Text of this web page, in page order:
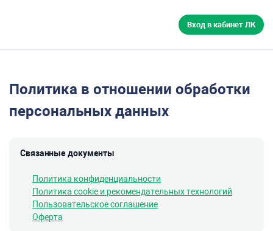
Вход в кабинет ЛК
Политика в отношении обработки
персональных данных
Связанные документы
Политика конфиденциальности
Политика cookie и рекомендательных технологий
Пользовательское соглашение
Оферта